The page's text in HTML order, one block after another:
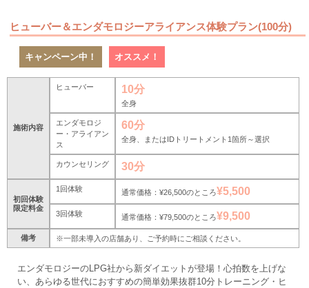
ヒューバー＆エンダモロジーアライアンス体験プラン(100分)
キャンペーン中！ オススメ！
施術内容
ヒューバー 10分
全身
エンダモロジ
ー・アライアン
ス
60分
全身、またはIDトリートメント1箇所～選択
カウンセリング 30分
初回体験
限定料金
1回体験 通常価格：¥26,500のところ¥5,500
3回体験 通常価格：¥79,500のところ¥9,500
備考 ※一部未導入の店舗あり、ご予約時にご相談ください。
エンダモロジーのLPG社から新ダイエットが登場！心拍数を上げな
い、あらゆる世代におすすめの簡単効果抜群10分トレーニング・ヒ